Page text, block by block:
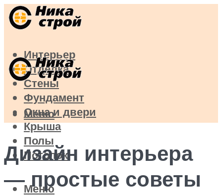
Интерьер
Отделка
Стены
Фундамент
Окна и двери
Крыша
Полы
Потолок
Меню
Меню
Дизайн интерьера
— простые советы